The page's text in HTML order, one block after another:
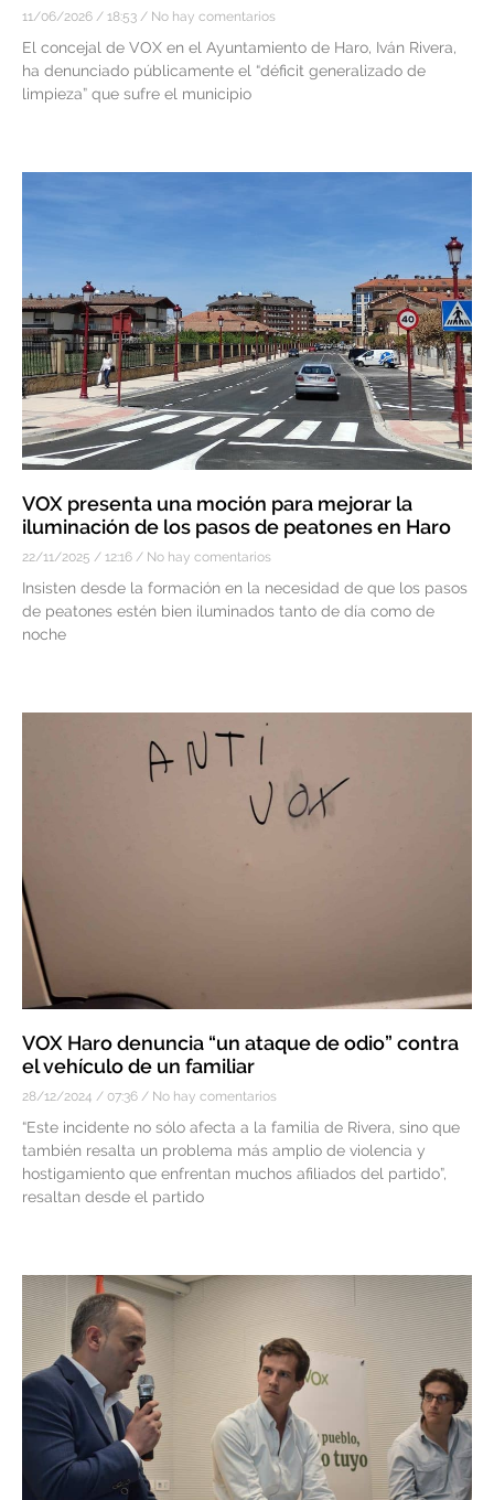
11/06/2026 18:53 No hay comentarios
El concejal de VOX en el Ayuntamiento de Haro, Iván Rivera,
ha denunciado públicamente el “déficit generalizado de
limpieza” que sufre el municipio
VOX presenta una moción para mejorar la
iluminación de los pasos de peatones en Haro
22/11/2025 12:16 No hay comentarios
Insisten desde la formación en la necesidad de que los pasos
de peatones estén bien iluminados tanto de día como de
noche
VOX Haro denuncia “un ataque de odio” contra
el vehículo de un familiar
28/12/2024 07:36 No hay comentarios
“Este incidente no sólo afecta a la familia de Rivera, sino que
también resalta un problema más amplio de violencia y
hostigamiento que enfrentan muchos afiliados del partido”,
resaltan desde el partido